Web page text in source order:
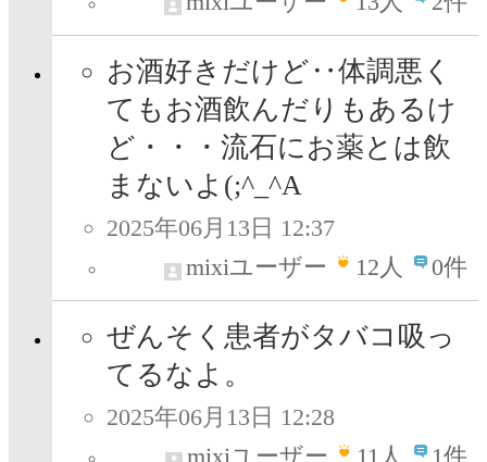
お酒好きだけど‥体調悪く
てもお酒飲んだりもあるけ
ど・・・流石にお薬とは飲
まないよ(;^_^A
2025年06月13日 12:37
mixiユーザー
12人 0件
ぜんそく患者がタバコ吸っ
てるなよ。
2025年06月13日 12:28
mixiユーザー
11人 1件